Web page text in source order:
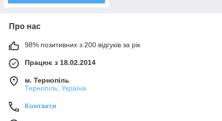
Про нас
98% позитивних з 200 відгуків за рік
Працює з 18.02.2014
м. Тернопіль
Тернопіль, Україна
Контакти